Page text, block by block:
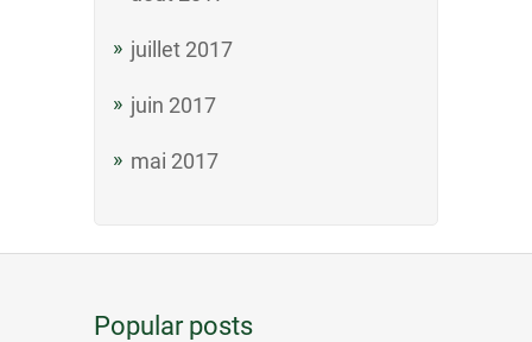
juillet 2017
juin 2017
mai 2017
Popular posts